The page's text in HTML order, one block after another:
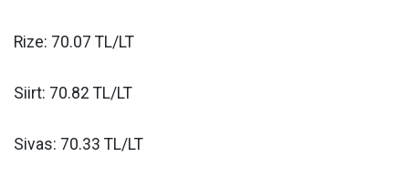
Rize: 70.07 TL/LT
Siirt: 70.82 TL/LT
Sivas: 70.33 TL/LT